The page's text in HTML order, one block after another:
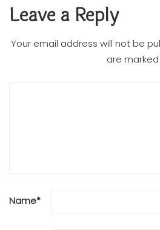
Leave a Reply
Your email address will not be
are marked
Name*